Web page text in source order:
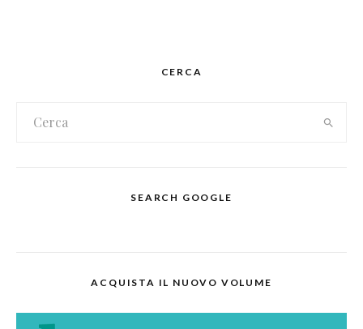
CERCA
SEARCH GOOGLE
ACQUISTA IL NUOVO VOLUME